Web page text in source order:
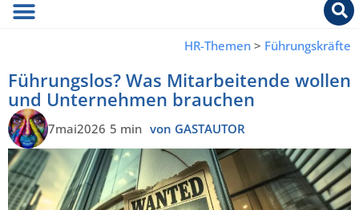
HR-Themen > Führungskräfte
Führungslos? Was Mitarbeitende wollen
und Unternehmen brauchen
7mai2026 5 min von GASTAUTOR